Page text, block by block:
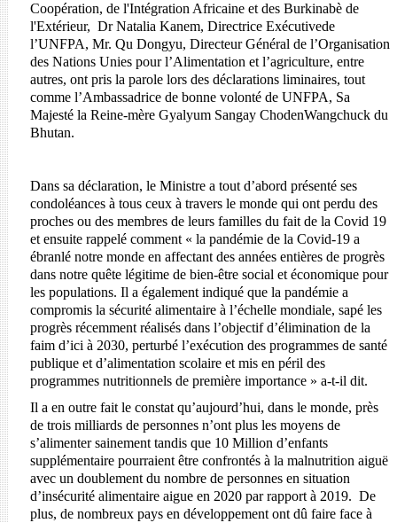
Coopération, de l'Intégration Africaine et des Burkinabè de
l'Extérieur, Dr Natalia Kanem, Directrice Exécutivede
l’UNFPA, Mr. Qu Dongyu, Directeur Général de l’Organisation
des Nations Unies pour l’Alimentation et l’agriculture, entre
autres, ont pris la parole lors des déclarations liminaires, tout
comme l’Ambassadrice de bonne volonté de UNFPA, Sa
Majesté la Reine-mère Gyalyum Sangay ChodenWangchuck du
Bhutan.
Dans sa déclaration, le Ministre a tout d’abord présenté ses
condoléances à tous ceux à travers le monde qui ont perdu des
proches ou des membres de leurs familles du fait de la Covid 19
et ensuite rappelé comment « la pandémie de la Covid-19 a
ébranlé notre monde en affectant des années entières de progrès
dans notre quête légitime de bien-être social et économique pour
les populations. Il a également indiqué que la pandémie a
compromis la sécurité alimentaire à l’échelle mondiale, sapé les
progrès récemment réalisés dans l’objectif d’élimination de la
faim d’ici à 2030, perturbé l’exécution des programmes de santé
publique et d’alimentation scolaire et mis en péril des
programmes nutritionnels de première importance » a-t-il dit.
Il a en outre fait le constat qu’aujourd’hui, dans le monde, près
de trois milliards de personnes n’ont plus les moyens de
s’alimenter sainement tandis que 10 Million d’enfants
supplémentaire pourraient être confrontés à la malnutrition aiguë
avec un doublement du nombre de personnes en situation
d’insécurité alimentaire aigue en 2020 par rapport à 2019. De
plus, de nombreux pays en développement ont dû faire face à